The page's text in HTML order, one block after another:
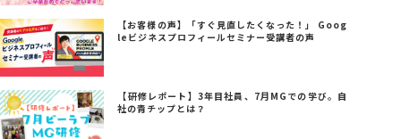
【お客様の声】「すぐ見直したくなった！」 Goog
leビジネスプロフィールセミナー受講者の声
【研修レポート】3年目社員、7月MGでの学び。自
社の青チップとは？